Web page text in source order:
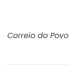
Correio do Povo